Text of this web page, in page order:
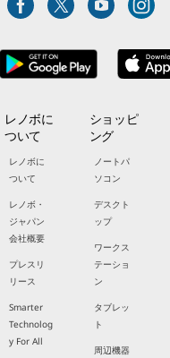
レノボに
ついて
レノボに
ついて
レノボ・
ジャパン
会社概要
プレスリ
リース
Smarter
Technolog
y For All
ショッピ
ング
ノートパ
ソコン
デスクト
ップ
ワークス
テーショ
ン
タブレッ
ト
周辺機器